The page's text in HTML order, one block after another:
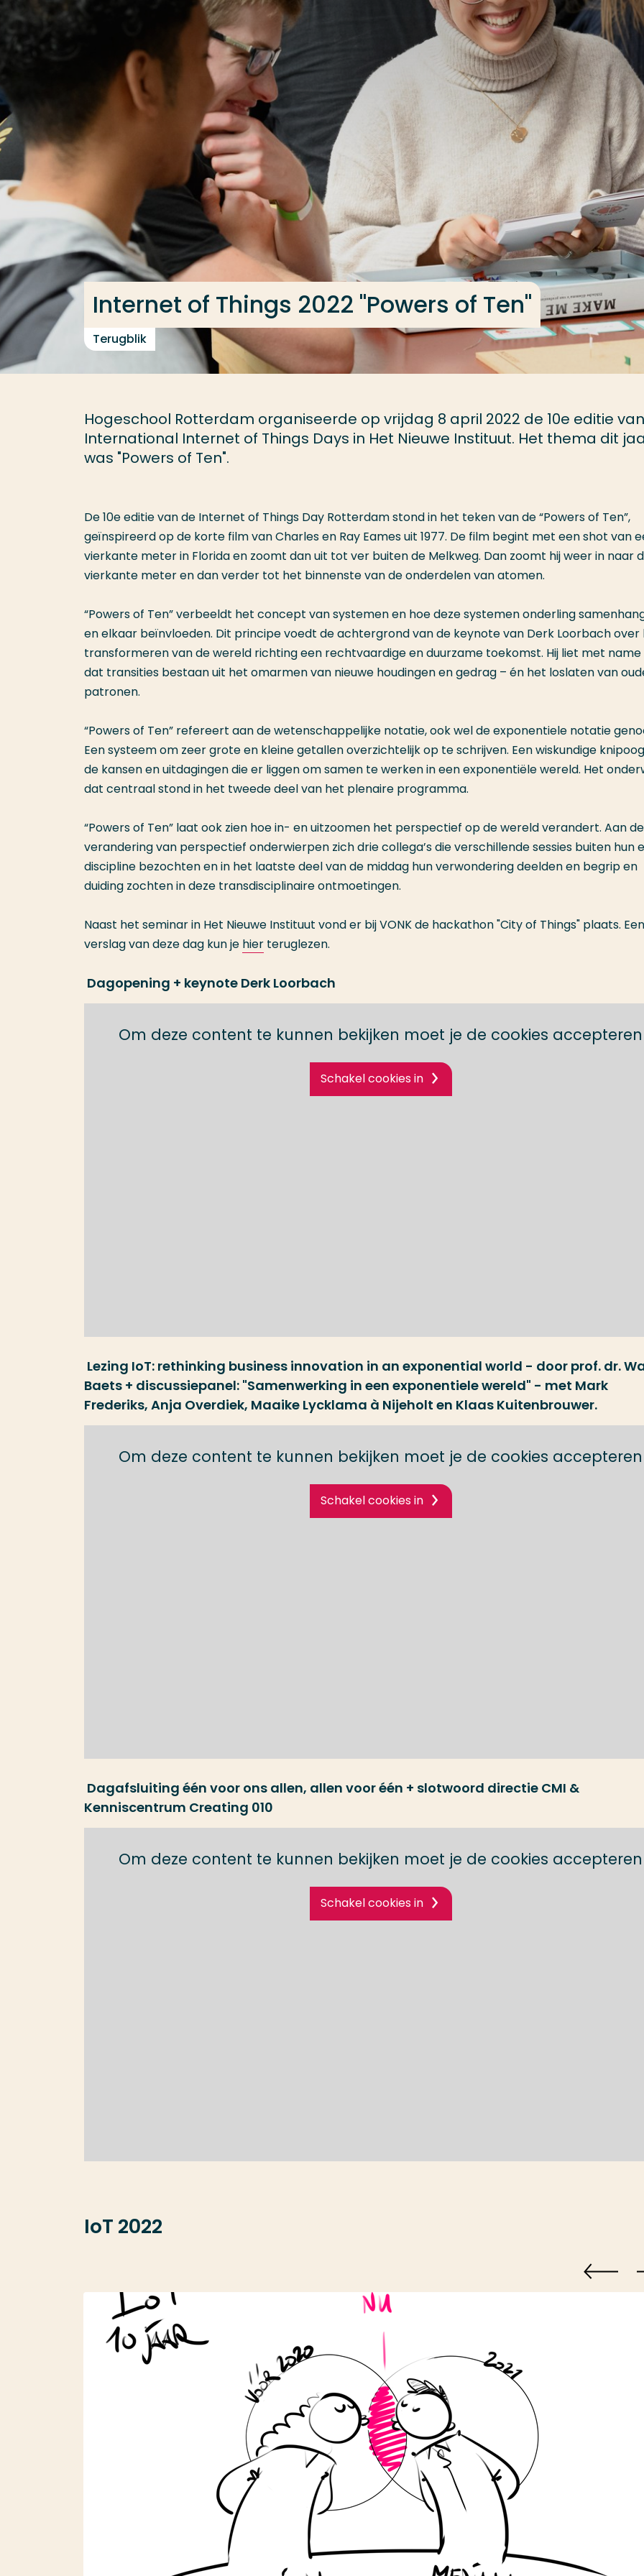
Ga direct naar de content
Internet of Things 2022 "Powers of Ten"
Terugblik
Hogeschool Rotterdam organiseerde op vrijdag 8 april 2022 de 10e editie
International Internet of Things Days in Het Nieuwe Instituut. Het thema dit
was "Powers of Ten".
De 10e editie van de Internet of Things Day Rotterdam stond in het teken van de “Powers of Ten”,
geïnspireerd op de korte film van Charles en Ray Eames uit 1977. De film begint met een shot van
vierkante meter in Florida en zoomt dan uit tot ver buiten de Melkweg. Dan zoomt hij weer in naar
vierkante meter en dan verder tot het binnenste van de onderdelen van atomen.
“Powers of Ten” verbeeldt het concept van systemen en hoe deze systemen onderling
en elkaar beïnvloeden. Dit principe voedt de achtergrond van de keynote van Derk Loorbach over
transformeren van de wereld richting een rechtvaardige en duurzame toekomst. Hij liet met name
dat transities bestaan uit het omarmen van nieuwe houdingen en gedrag – én het loslaten van
patronen.
“Powers of Ten” refereert aan de wetenschappelijke notatie, ook wel de exponentiele notatie
Een systeem om zeer grote en kleine getallen overzichtelijk op te schrijven. Een wiskundige
de kansen en uitdagingen die er liggen om samen te werken in een exponentiële wereld. Het
dat centraal stond in het tweede deel van het plenaire programma.
“Powers of Ten” laat ook zien hoe in- en uitzoomen het perspectief op de wereld verandert. Aan
verandering van perspectief onderwierpen zich drie collega’s die verschillende sessies buiten hun
discipline bezochten en in het laatste deel van de middag hun verwondering deelden en begrip en
duiding zochten in deze transdisciplinaire ontmoetingen.
Naast het seminar in Het Nieuwe Instituut vond er bij VONK de hackathon "City of Things" plaats. Een
verslag van deze dag kun je hier teruglezen.
Dagopening + keynote Derk Loorbach
Om deze content te kunnen bekijken moet je de cookies accepteren
Schakel cookies in
Lezing IoT: rethinking business innovation in an exponential world - door prof. dr.
Baets + discussiepanel: "Samenwerking in een exponentiele wereld" - met Mark
Frederiks, Anja Overdiek, Maaike Lycklama à Nijeholt en Klaas Kuitenbrouwer.
Om deze content te kunnen bekijken moet je de cookies accepteren
Schakel cookies in
Dagafsluiting één voor ons allen, allen voor één + slotwoord directie CMI &
Kenniscentrum Creating 010
Om deze content te kunnen bekijken moet je de cookies accepteren
Schakel cookies in
IoT 2022
Veel gezocht